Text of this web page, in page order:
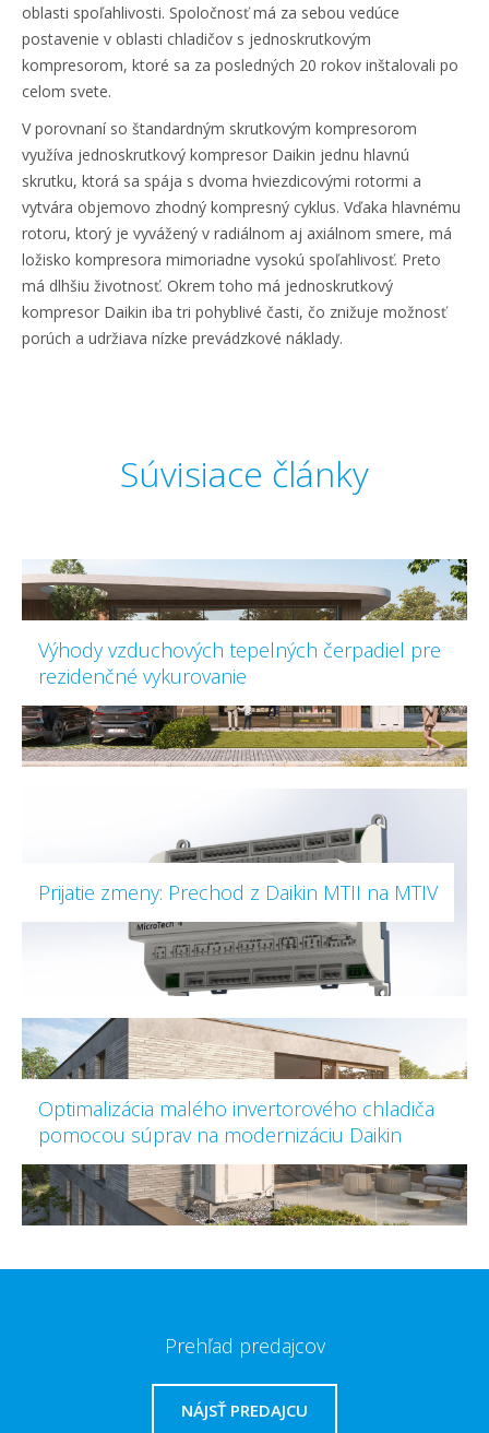
oblasti spoľahlivosti. Spoločnosť má za sebou vedúce
postavenie v oblasti chladičov s jednoskrutkovým
kompresorom, ktoré sa za posledných 20 rokov inštalovali po
celom svete.
V porovnaní so štandardným skrutkovým kompresorom
využíva jednoskrutkový kompresor Daikin jednu hlavnú
skrutku, ktorá sa spája s dvoma hviezdicovými rotormi a
vytvára objemovo zhodný kompresný cyklus. Vďaka hlavnému
rotoru, ktorý je vyvážený v radiálnom aj axiálnom smere, má
ložisko kompresora mimoriadne vysokú spoľahlivosť. Preto
má dlhšiu životnosť. Okrem toho má jednoskrutkový
kompresor Daikin iba tri pohyblivé časti, čo znižuje možnosť
porúch a udržiava nízke prevádzkové náklady.
Súvisiace články
Výhody vzduchových tepelných čerpadiel pre
rezidenčné vykurovanie
Prijatie zmeny: Prechod z Daikin MTII na MTIV
Optimalizácia malého invertorového chladiča
pomocou súprav na modernizáciu Daikin
Prehľad predajcov
NÁJSŤ PREDAJCU